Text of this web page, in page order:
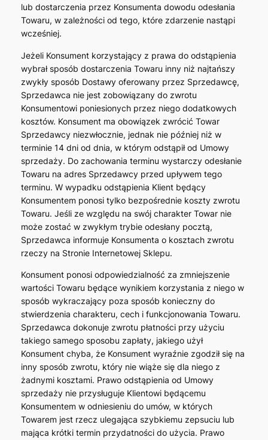
lub dostarczenia przez Konsumenta dowodu odesłania
Towaru, w zależności od tego, które zdarzenie nastąpi
wcześniej.
Jeżeli Konsument korzystający z prawa do odstąpienia
wybrał sposób dostarczenia Towaru inny niż najtańszy
zwykły sposób Dostawy oferowany przez Sprzedawcę,
Sprzedawca nie jest zobowiązany do zwrotu
Konsumentowi poniesionych przez niego dodatkowych
kosztów. Konsument ma obowiązek zwrócić Towar
Sprzedawcy niezwłocznie, jednak nie później niż w
terminie 14 dni od dnia, w którym odstąpił od Umowy
sprzedaży. Do zachowania terminu wystarczy odesłanie
Towaru na adres Sprzedawcy przed upływem tego
terminu. W wypadku odstąpienia Klient będący
Konsumentem ponosi tylko bezpośrednie koszty zwrotu
Towaru. Jeśli ze względu na swój charakter Towar nie
może zostać w zwykłym trybie odesłany pocztą,
Sprzedawca informuje Konsumenta o kosztach zwrotu
rzeczy na Stronie Internetowej Sklepu.
Konsument ponosi odpowiedzialność za zmniejszenie
wartości Towaru będące wynikiem korzystania z niego w
sposób wykraczający poza sposób konieczny do
stwierdzenia charakteru, cech i funkcjonowania Towaru.
Sprzedawca dokonuje zwrotu płatności przy użyciu
takiego samego sposobu zapłaty, jakiego użył
Konsument chyba, że Konsument wyraźnie zgodził się na
inny sposób zwrotu, który nie wiąże się dla niego z
żadnymi kosztami. Prawo odstąpienia od Umowy
sprzedaży nie przysługuje Klientowi będącemu
Konsumentem w odniesieniu do umów, w których
Towarem jest rzecz ulegająca szybkiemu zepsuciu lub
mająca krótki termin przydatności do użycia. Prawo